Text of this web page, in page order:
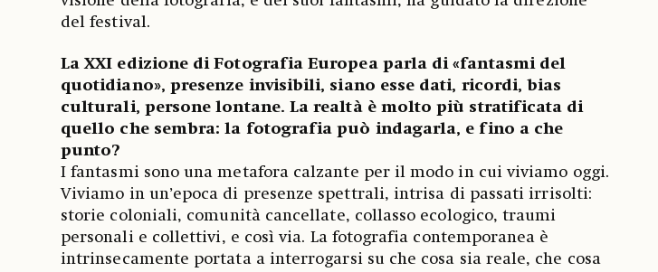
del festival.
La XXI edizione di Fotografia Europea parla di «fantasmi del
quotidiano», presenze invisibili, siano esse dati, ricordi, bias
culturali, persone lontane. La realtà è molto più stratificata di
quello che sembra: la fotografia può indagarla, e fino a che
punto?
I fantasmi sono una metafora calzante per il modo in cui viviamo oggi.
Viviamo in un’epoca di presenze spettrali, intrisa di passati irrisolti:
storie coloniali, comunità cancellate, collasso ecologico, traumi
personali e collettivi, e così via. La fotografia contemporanea è
intrinsecamente portata a interrogarsi su che cosa sia reale, che cosa